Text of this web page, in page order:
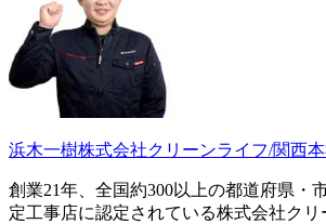
浜木一樹株式会社クリーンライフ/関西
創業21年、全国約300以上の都道府県・
定工事店に認定されている株式会社ク